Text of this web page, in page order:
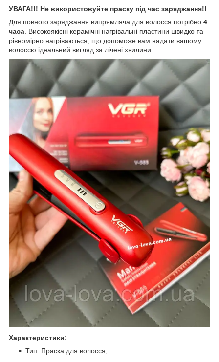
УВАГА!!! Не використовуйте праску під час заряджання!!
Для повного заряджання випрямляча для волосся потрібно 4
часа . Високоякісні керамічні нагрівальні пластини швидко та
рівномірно нагріваються, що допоможе вам надати вашому
волоссю ідеальний вигляд за лічені хвилини.
Характеристики:
Тип: Праска для волосся;